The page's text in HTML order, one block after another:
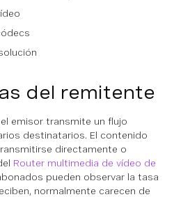
del remitente
emisor transmite un flujo
destinatarios. El contenido
directamente o
Router multimedia de vídeo de
pueden observar la tasa
normalmente carecen de